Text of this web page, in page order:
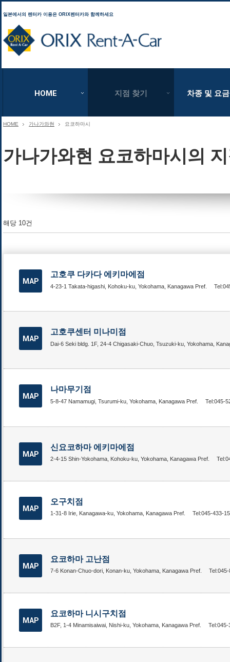
일본에서의 렌터카 이용은 ORIX렌터카와 함께하세요
HOME 지점 찾기 차종 및 요
HOME 가나가와현 요코하마시
가나가와현 요코하마시의
해당 10건
MAP
고호쿠 다카다 에키마에점
4-23-1 Takata-higashi, Kohoku-ku, Yokohama, Kanagawa Pref.
MAP
고호쿠센터 미나미점
Dai-6 Seki bldg. 1F, 24-4 Chigasaki-Chuo, Tsuzuki-ku, Yokohama,
MAP
나마무기점
5-8-47 Namamugi, Tsurumi-ku, Yokohama, Kanagawa Pref. Tel:045-
MAP
신요코하마 에키마에점
2-4-15 Shin-Yokohama, Kohoku-ku, Yokohama, Kanagawa Pref.
MAP
오구치점
1-31-8 Irie, Kanagawa-ku, Yokohama, Kanagawa Pref. Tel:045-433-
MAP
요코하마 고난점
7-6 Konan-Chuo-dori, Konan-ku, Yokohama, Kanagawa Pref.
MAP
요코하마 니시구치점
B2F, 1-4 Minamisaiwai, Nishi-ku, Yokohama, Kanagawa Pref. Tel:045-